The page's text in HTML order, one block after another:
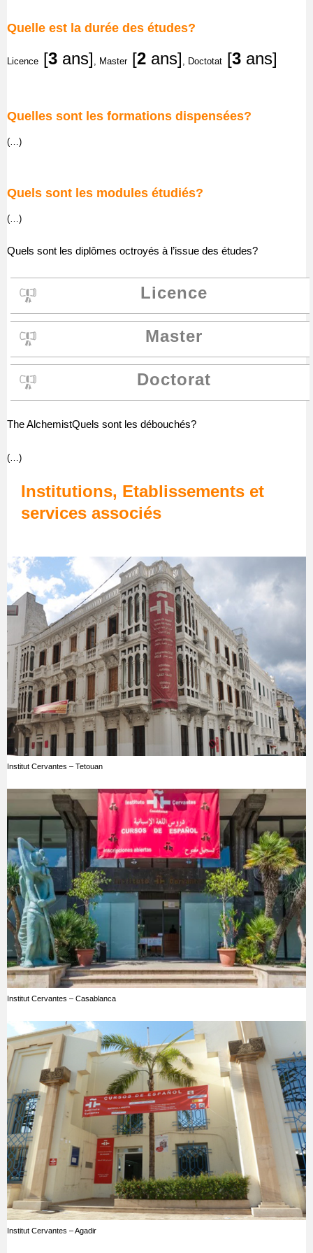
Quelle est la durée des études?
Licence [3 ans] , Master[2 ans] , Doctotat [3 ans]
Quelles sont les formations dispensées?
(…)
Quels sont les modules étudiés?
(…)
Quels sont les diplômes octroyés à l’issue des études?
Licence
Master
Doctorat
The AlchemistQuels sont les débouchés?
(…)
Institutions, Etablissements et
services associés
Institut Cervantes – Tetouan
Institut Cervantes – Casablanca
Institut Cervantes – Agadir